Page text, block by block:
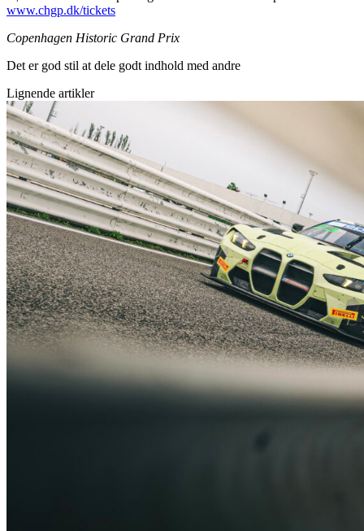
www.chgp.dk/tickets
Copenhagen Historic Grand Prix
Det er god stil at dele godt indhold med andre
Lignende artikler